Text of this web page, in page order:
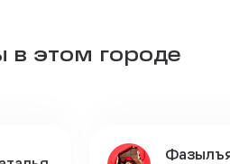
в этом городе